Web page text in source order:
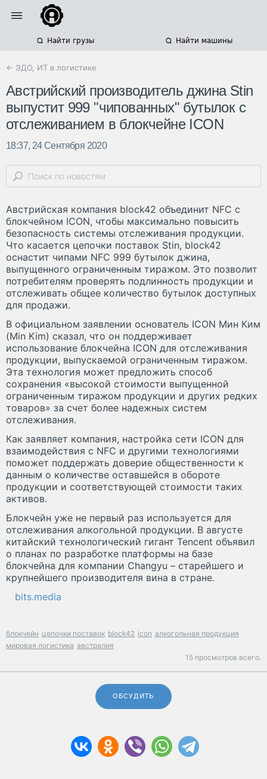
Найти грузы Найти машины
← ЭДО, ИТ в логистике
Австрийский производитель джина Stin
выпустит 999 "чипованных" бутылок с
отслеживанием в блокчейне ICON
18:37, 24 Сентября 2020
Австрийская компания block42 объединит NFC с
блокчейном ICON, чтобы максимально повысить
безопасность системы отслеживания продукции.
Что касается цепочки поставок Stin, block42
оснастит чипами NFC 999 бутылок джина,
выпущенного ограниченным тиражом. Это позволит
потребителям проверять подлинность продукции и
отслеживать общее количество бутылок доступных
для продажи.
В официальном заявлении основатель ICON Мин Ким
(Min Kim) сказал, что он поддерживает
использование блокчейна ICON для отслеживания
продукции, выпускаемой ограниченным тиражом.
Эта технология может предложить способ
сохранения «высокой стоимости выпущенной
ограниченным тиражом продукции и других редких
товаров» за счет более надежных систем
отслеживания.
Как заявляет компания, настройка сети ICON для
взаимодействия с NFC и другими технологиями
поможет поддержать доверие общественности к
данным о количестве оставшейся в обороте
продукции и соответствующей стоимости таких
активов.
Блокчейн уже не первый раз используется для
отслеживания алкогольной продукции. В августе
китайский технологический гигант Tencent объявил
о планах по разработке платформы на базе
блокчейна для компании Changyu – старейшего и
крупнейшего производителя вина в стране.
bits.media
блокчейн цепочки поставок block42 icon алкогольная продукция
мировая логистика австралия
15 просмотров всего.
ОБСУДИТЬ